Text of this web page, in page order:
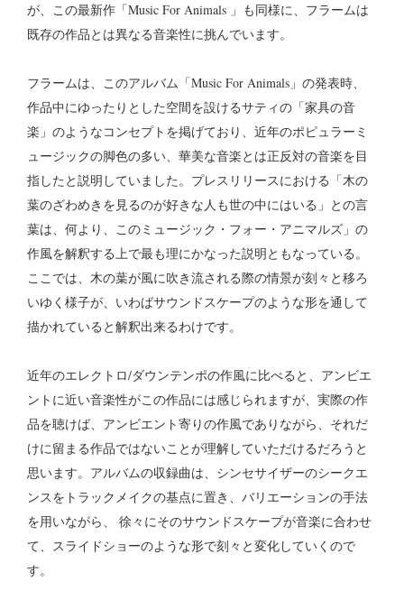
が、この最新作「Music For Animals 」も同様に、フラームは
既存の作品とは異なる音楽性に挑んでいます。
フラームは、このアルバム「Music For Animals」の発表時、
作品中にゆったりとした空間を設けるサティの「家具の音
楽」のようなコンセプトを掲げており、近年のポピュラーミ
ュージックの脚色の多い、華美な音楽とは正反対の音楽を目
指したと説明していました。プレスリリースにおける「木の
葉のざわめきを見るのが好きな人も世の中にはいる」との言
葉は、何より、このミュージック・フォー・アニマルズ」の
作風を解釈する上で最も理にかなった説明ともなっている。
ここでは、木の葉が風に吹き流される際の情景が刻々と移ろ
いゆく様子が、いわばサウンドスケープのような形を通して
描かれていると解釈出来るわけです。
近年のエレクトロ/ダウンテンポの作風に比べると、アンビエ
ントに近い音楽性がこの作品には感じられますが、実際の作
品を聴けば、アンビエント寄りの作風でありながら、それだ
けに留まる作品ではないことが理解していただけるだろうと
思います。アルバムの収録曲は、シンセサイザーのシークエ
ンスをトラックメイクの基点に置き、バリエーションの手法
を用いながら、 徐々にそのサウンドスケープが音楽に合わせ
て、スライドショーのような形で刻々と変化していくので
す。